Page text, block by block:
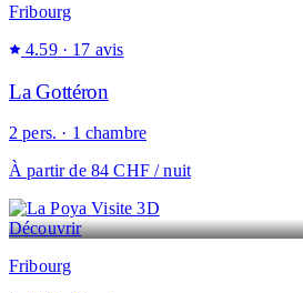
Fribourg
4.59 · 17 avis
La Gottéron
2 pers. · 1 chambre
À partir de84 CHF/ nuit
Visite 3D
Découvrir
Fribourg